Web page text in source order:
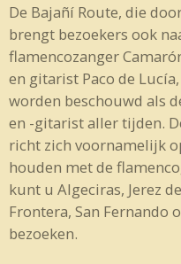
De Bajañí Route, die
brengt bezoekers ook
flamencozanger
en gitarist Paco de
worden beschouwd als
en -gitarist aller tijden.
richt zich voornamelijk
houden met de
kunt u Algeciras, Jerez
Frontera, San Fernando
bezoeken.